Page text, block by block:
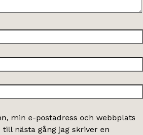
min e-postadress och webbplats
nästa gång jag skriver en